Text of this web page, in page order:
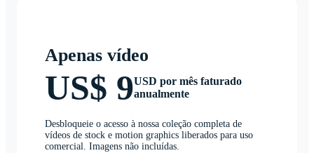
Apenas vídeo
US$ 9USD por mês faturado
anualmente
Desbloqueie o acesso à nossa coleção completa de
vídeos de stock e motion graphics liberados para uso
comercial. Imagens não incluídas.